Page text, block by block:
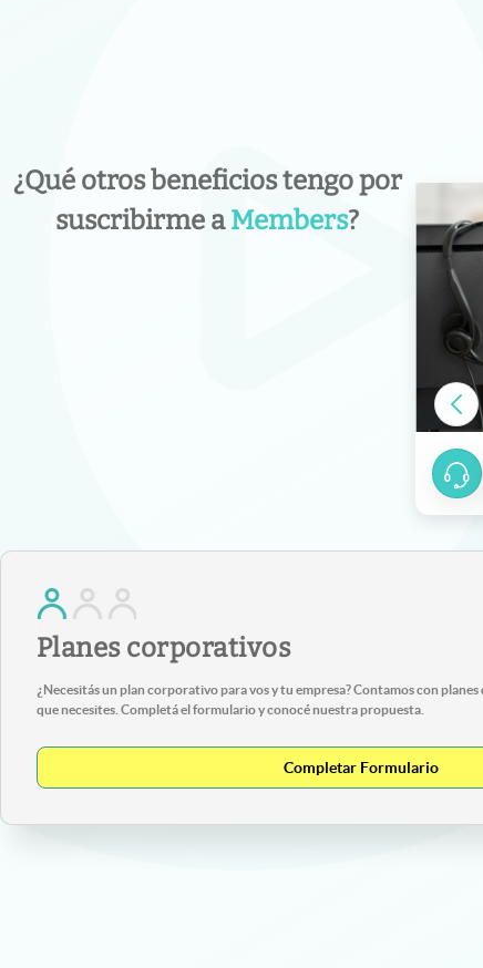
¿Qué otros beneficios tengo por
suscribirme aMembers?
Planes corporativos
¿Necesitás un plan corporativo para vos y tu empresa? Contamos con planes
que necesites. Completá el formulario y conocé nuestra propuesta.
Completar Formulario